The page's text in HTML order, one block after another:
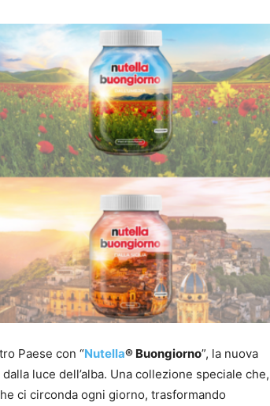
Paese con “Nutella® Buongiorno”, la nuova
luce dell’alba. Una collezione speciale che,
ci circonda ogni giorno, trasformando